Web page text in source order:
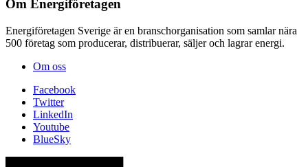
Om Energiföretagen
Energiföretagen Sverige är en branschorganisation som samlar nära
500 företag som producerar, distribuerar, säljer och lagrar energi.
Om oss
Facebook
Twitter
LinkedIn
Youtube
BlueSky